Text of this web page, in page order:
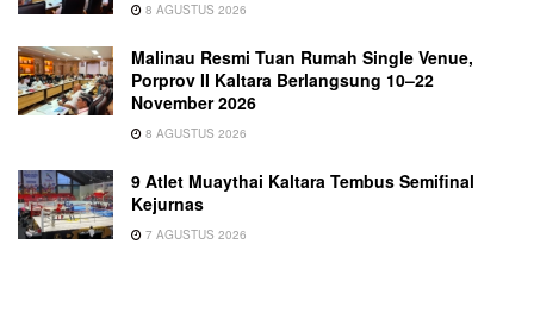
8 AGUSTUS 2026
Malinau Resmi Tuan Rumah Single Venue,
Porprov II Kaltara Berlangsung 10–22
November 2026
8 AGUSTUS 2026
9 Atlet Muaythai Kaltara Tembus Semifinal
Kejurnas
7 AGUSTUS 2026